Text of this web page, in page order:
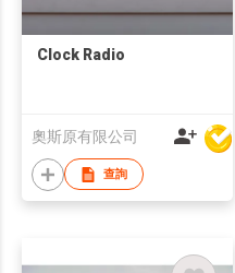
Clock Radio
奧斯原有限公司
查詢